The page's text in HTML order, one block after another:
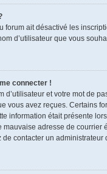
forum ait désactivé les
d’utilisateur que vous
connecter !
d’utilisateur et votre mot de
vous avez reçues. Certains
information était présente
adresse de
contacter un administrateur